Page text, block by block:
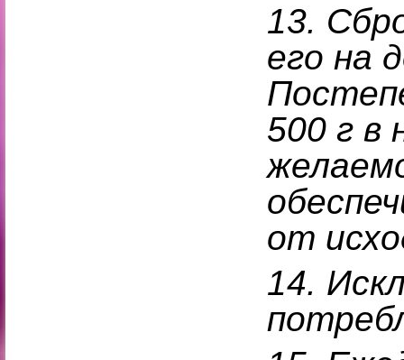
13.
его на
500 г в
от
14.